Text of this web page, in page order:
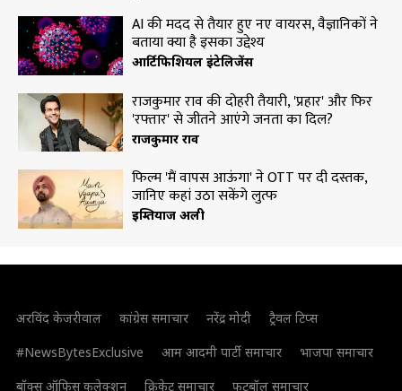
AI की मदद से तैयार हुए नए वायरस, वैज्ञानिकों ने
बताया क्या है इसका उद्देश्य
आर्टिफिशियल इंटेलिजेंस
राजकुमार राव की दोहरी तैयारी, 'प्रहार' और फिर
'रफ्तार' से जीतने आएंगे जनता का दिल?
राजकुमार राव
फिल्म 'मैं वापस आऊंगा' ने OTT पर दी दस्तक,
जानिए कहां उठा सकेंगे लुत्फ
इम्तियाज अली
अरविंद केजरीवाल कांग्रेस समाचार नरेंद्र मोदी
ट्रैवल टिप्स
#NewsBytesExclusive
आम आदमी पार्टी समाचार
भाजपा समाचार
बॉक्स ऑफिस कलेक्शन
क्रिकेट समाचार फुटबॉल समाचार